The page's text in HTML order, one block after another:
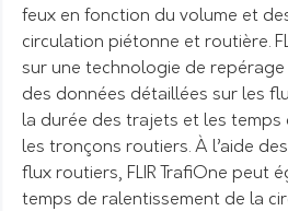
feux en fonction du volume et
circulation piétonne et routière.
sur une technologie de
des données détaillées sur les
la durée des trajets et les temps
les tronçons routiers. À l’aide
flux routiers, FLIR TrafiOne peut
temps de ralentissement de la